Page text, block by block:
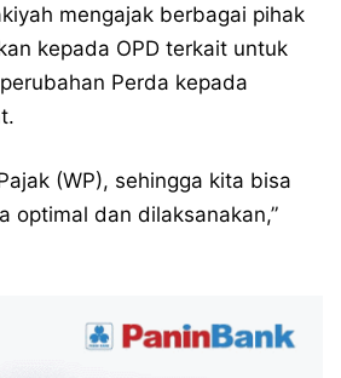
mengajak berbagai pihak
kepada OPD terkait untuk
Perda kepada
(WP), sehingga kita bisa
optimal dan dilaksanakan,”